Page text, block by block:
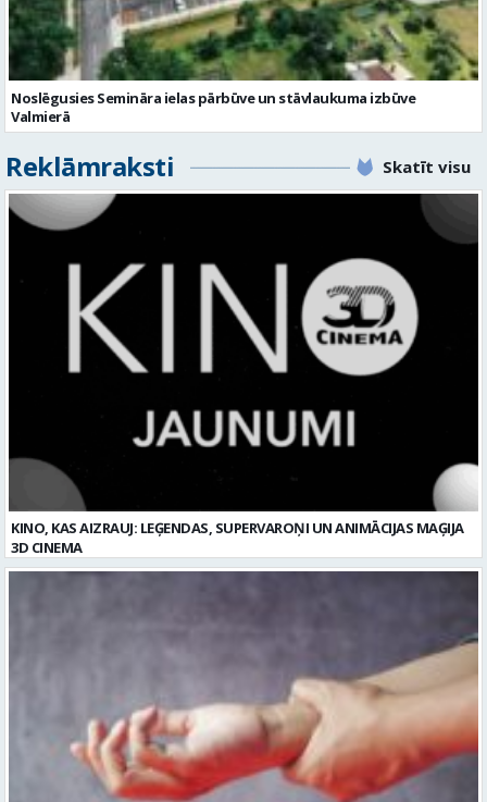
Reklāmraksti Skatīt visu
Plaukstas locītavas sastiepums: kā to novērst, atpazīt un veiksmīgi